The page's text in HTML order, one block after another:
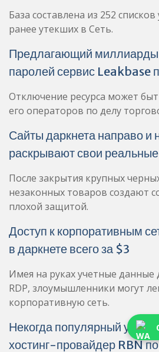
База составлена из 252
ранее утекших в Сеть.
Предлагающий
паролей сервис Leakbase
Отключение ресурса может
его операторов по делу
Сайты даркнета направо и
раскрывают свои
После закрытия крупных
незаконных товаров создают
плохой защитой.
Доступ к корпоративным
в даркнете всего за $3
Имея на руках учетные данные
RDP, злоумышленники могут
корпоративную сеть.
Некогда популярный у
хостинг-провайдер RBN